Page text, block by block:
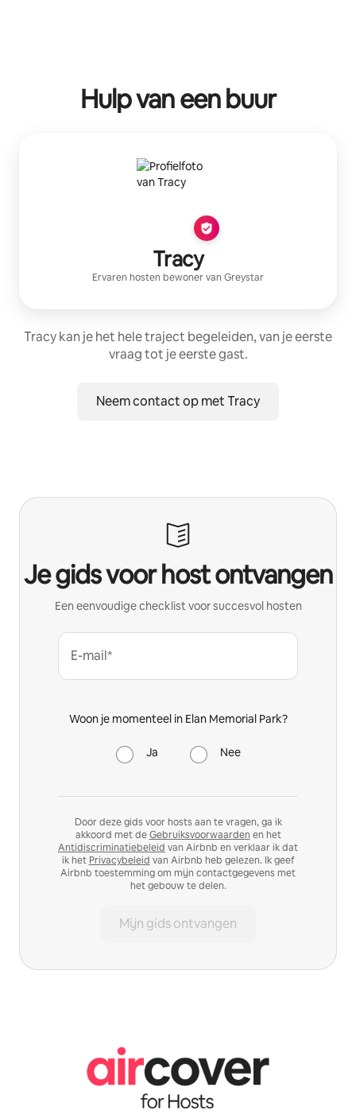
Hulp van een buur
Tracy
Ervaren hosten bewoner van Greystar
Tracy kan je het hele traject begeleiden, van je eerste
vraag tot je eerste gast.
Neem contact op met Tracy
Je gids voor host ontvangen
Een eenvoudige checklist voor succesvol hosten
E-mail*
Woon je momenteel in Elan Memorial Park?
Ja Nee
Door deze gids voor hosts aan te vragen, ga ik
akkoord met deGebruiksvoorwaarden en het
Antidiscriminatiebeleid van Airbnb en verklaar ik dat
ik het Privacybeleid van Airbnb heb gelezen. Ik geef
Airbnb toestemming om mijn contactgegevens met
het gebouw te delen.
Mijn gids ontvangen